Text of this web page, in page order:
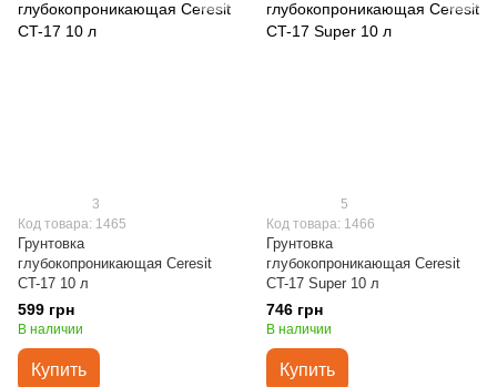
3
Код товара: 1465
Грунтовка
глубокопроникающая Ceresit
CT-17 10 л
599 грн
В наличии
Купить
5
Код товара: 1466
Грунтовка
глубокопроникающая Ceresit
CT-17 Super 10 л
746 грн
В наличии
Купить